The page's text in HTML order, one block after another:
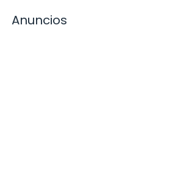
Anuncios